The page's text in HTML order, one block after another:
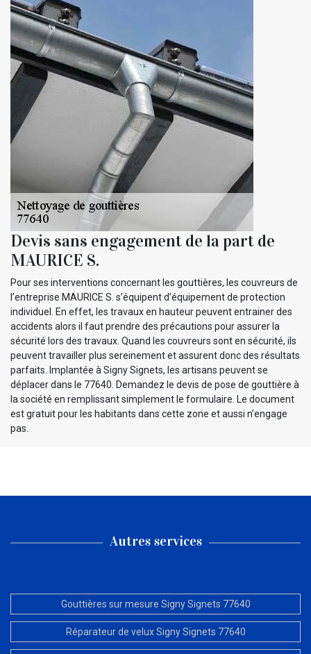
Devis sans engagement de la part de
MAURICE S.
Pour ses interventions concernant les gouttières, les couvreurs de
l’entreprise MAURICE S. s’équipent d’équipement de protection
individuel. En effet, les travaux en hauteur peuvent entrainer des
accidents alors il faut prendre des précautions pour assurer la
sécurité lors des travaux. Quand les couvreurs sont en sécurité, ils
peuvent travailler plus sereinement et assurent donc des résultats
parfaits. Implantée à Signy Signets, les artisans peuvent se
déplacer dans le 77640. Demandez le devis de pose de gouttière à
la société en remplissant simplement le formulaire. Le document
est gratuit pour les habitants dans cette zone et aussi n’engage
pas.
Autres services
Gouttières sur mesure Signy Signets 77640
Réparateur de velux Signy Signets 77640